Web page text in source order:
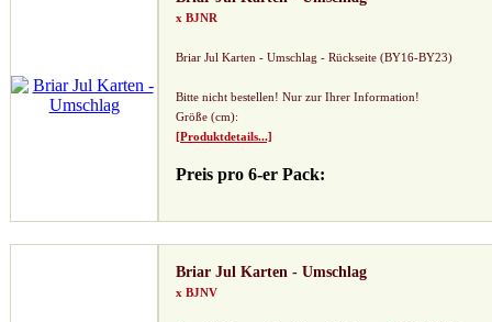
x BJNR
Briar Jul Karten - Umschlag - Rückseite (BY16-BY23)
Bitte nicht bestellen! Nur zur Ihrer Information!
Größe (cm):
[Produktdetails...]
Preis pro 6-er Pack:
Briar Jul Karten - Umschlag
x BJNV